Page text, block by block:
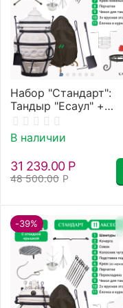
Набор "Стандарт":
Тандыр "Есаул" +
аксессуары
В наличии
48 500.00 Р
31 239.00 Р
-39%